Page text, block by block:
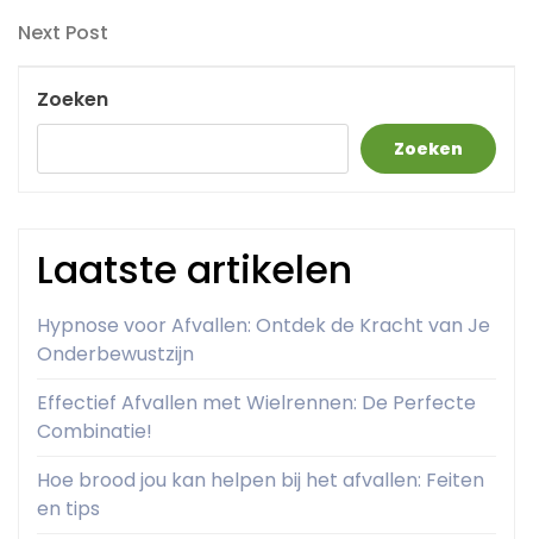
Next
Next Post
Zoeken
Zoeken
Laatste artikelen
Hypnose voor Afvallen: Ontdek de Kracht van Je
Onderbewustzijn
Effectief Afvallen met Wielrennen: De Perfecte
Combinatie!
Hoe brood jou kan helpen bij het afvallen: Feiten
en tips